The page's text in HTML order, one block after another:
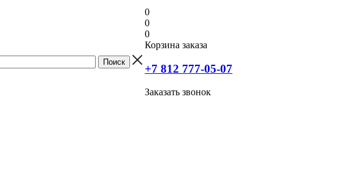
0
0
0
Корзина заказа
+7 812 777-05-07
Заказать звонок